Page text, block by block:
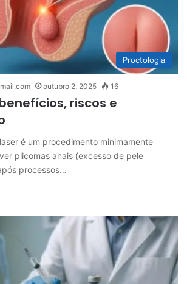
Proctologia
outubro 2, 2025 16
riscos e
é um procedimento minimamente
plicomas anais (excesso de pele
processos…